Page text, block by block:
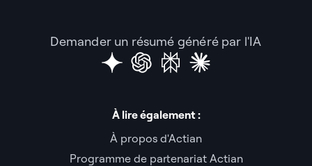
Demander un résumé généré par l'IA
À lire également :
À propos d'Actian
Programme de partenariat Actian